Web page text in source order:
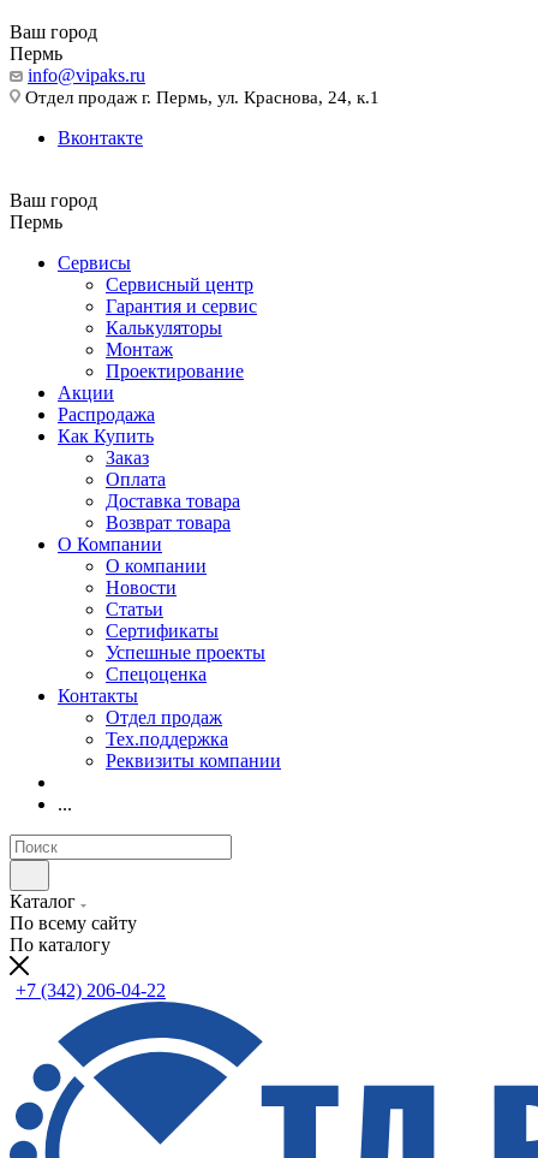
Ваш город
Пермь
info@vipaks.ru
Отдел продаж г. Пермь, ул. Краснова, 24, к.1
Вконтакте
Ваш город
Пермь
Сервисы
Сервисный центр
Гарантия и сервис
Калькуляторы
Монтаж
Проектирование
Акции
Распродажа
Как Купить
Заказ
Оплата
Доставка товара
Возврат товара
О Компании
О компании
Новости
Статьи
Сертификаты
Успешные проекты
Спецоценка
Контакты
Отдел продаж
Тех.поддержка
Реквизиты компании
...
Каталог
По всему сайту
По каталогу
+7 (342) 206-04-22